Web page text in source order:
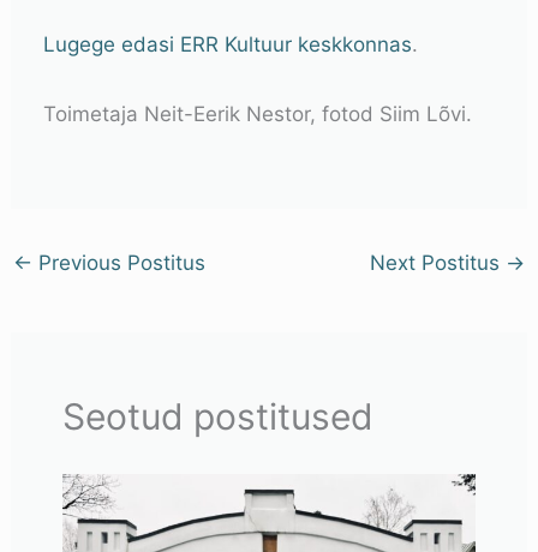
Lugege edasi ERR Kultuur keskkonnas.
Toimetaja Neit-Eerik Nestor, fotod Siim Lõvi.
← Previous Postitus Next Postitus →
Seotud postitused